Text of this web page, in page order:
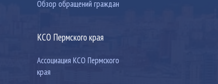
Обзор обращений граждан
КСО Пермского края
Ассоциация КСО Пермского
края